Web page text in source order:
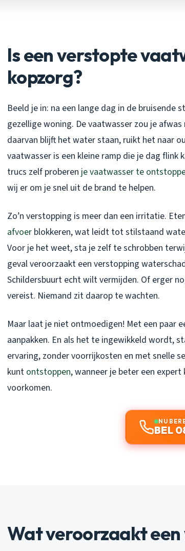
Is een verstopte
kopzorg?
Beeld je in: na een lange dag in de bruisende
gezellige woning. De vaatwasser zou je
daarvan blijft het water staan, ruikt het naar
vaatwasser is een kleine ramp die je dag flink
trucs zelf proberen je vaatwasser te
wij er om je snel uit de brand te helpen.
Zo’n verstopping is meer dan een irritatie.
afvoer blokkeren, wat leidt tot stilstaand
Voor je het weet, sta je zelf te schrobben
geval veroorzaakt een verstopping
Schildersbuurt echt wilt vermijden. Of erger
vereist. Niemand zit daarop te wachten.
Maar laat je niet ontmoedigen! Met een paar
aanpakken. En als het te ingewikkeld wordt,
ervaring, zonder voorrijkosten en met snelle
kunt ontstoppen, wanneer je beter een
voorkomen.
NU
BEL
Wat veroorzaakt